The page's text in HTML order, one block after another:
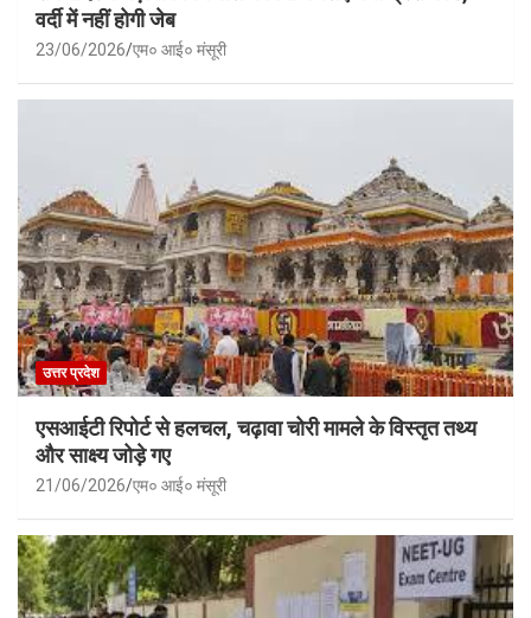
वर्दी में नहीं होगी जेब
23/06/2026 एम० आई० मंसूरी
उत्तर प्रदेश
एसआईटी रिपोर्ट से हलचल, चढ़ावा चोरी मामले के विस्तृत तथ्य
और साक्ष्य जोड़े गए
21/06/2026 एम० आई० मंसूरी